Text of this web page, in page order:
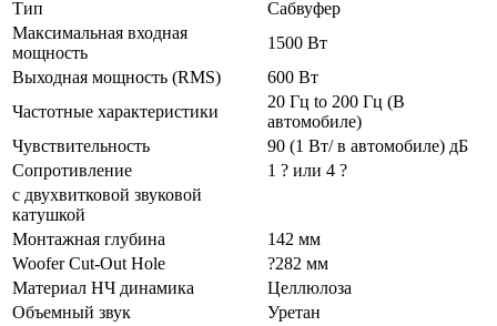
Тип
Сабвуфер
Максимальная входная
мощность
1500 Вт
Выходная мощность (RMS)
600 Вт
Частотные характеристики
20 Гц to 200 Гц (В
автомобиле)
Чувствительность
90 (1 Вт/ в автомобиле) дБ
Сопротивление
1 ? или 4 ?
с двухвитковой звуковой
катушкой
Монтажная глубина
142 мм
Woofer Cut-Out Hole
?282 мм
Материал НЧ динамика
Целлюлоза
Объемный звук
Уретан